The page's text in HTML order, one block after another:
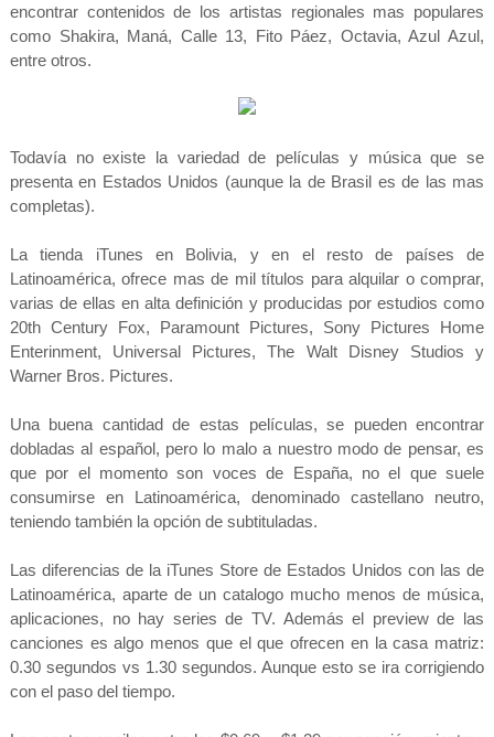
encontrar contenidos de los artistas regionales mas populares
como Shakira, Maná, Calle 13, Fito Páez, Octavia, Azul Azul,
entre otros.
Todavía no existe la variedad de películas y música que se
presenta en Estados Unidos (aunque la de Brasil es de las mas
completas).
La tienda iTunes en Bolivia, y en el resto de países de
Latinoamérica, ofrece mas de mil títulos para alquilar o comprar,
varias de ellas en alta definición y producidas por estudios como
20th Century Fox, Paramount Pictures, Sony Pictures Home
Enterinment, Universal Pictures, The Walt Disney Studios y
Warner Bros. Pictures.
Una buena cantidad de estas películas, se pueden encontrar
dobladas al español, pero lo malo a nuestro modo de pensar, es
que por el momento son voces de España, no el que suele
consumirse en Latinoamérica, denominado castellano neutro,
teniendo también la opción de subtituladas.
Las diferencias de la iTunes Store de Estados Unidos con las de
Latinoamérica, aparte de un catalogo mucho menos de música,
aplicaciones, no hay series de TV. Además el preview de las
canciones es algo menos que el que ofrecen en la casa matriz:
0.30 segundos vs 1.30 segundos. Aunque esto se ira corrigiendo
con el paso del tiempo.